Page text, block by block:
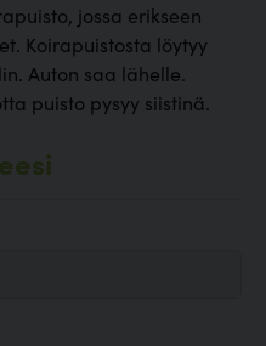
jossa erikseen
Koirapuistosta löytyy
Auton saa lähelle.
puisto pysyy siistinä.